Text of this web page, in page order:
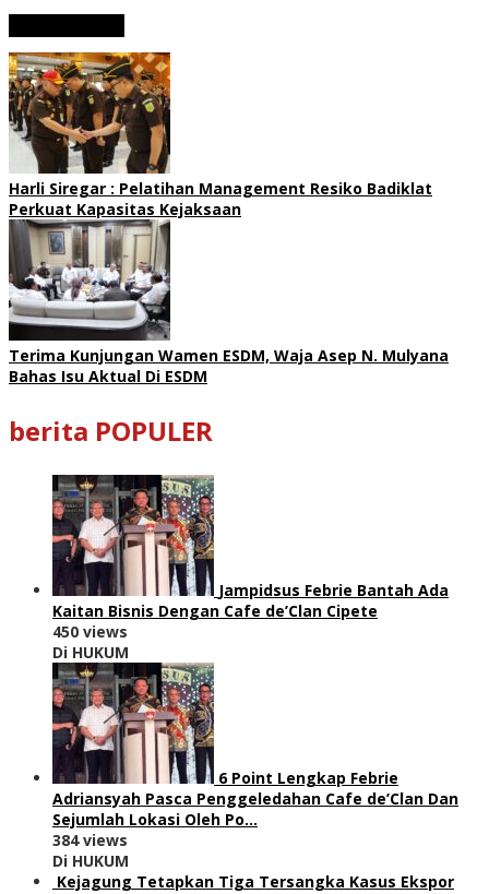
Harli Siregar : Pelatihan Management Resiko Badiklat
Perkuat Kapasitas Kejaksaan
Terima Kunjungan Wamen ESDM, Waja Asep N. Mulyana
Bahas Isu Aktual Di ESDM
berita POPULER
Jampidsus Febrie Bantah Ada
Kaitan Bisnis Dengan Cafe de’Clan Cipete
450 views
Di HUKUM
6 Point Lengkap Febrie
Adriansyah Pasca Penggeledahan Cafe de’Clan Dan
Sejumlah Lokasi Oleh Po…
384 views
Di HUKUM
Kejagung Tetapkan Tiga Tersangka Kasus Ekspor